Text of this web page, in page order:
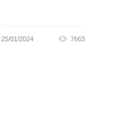
25/01/2024 7663